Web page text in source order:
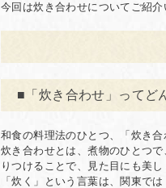
今回は炊き合わせについてご紹介
■「炊き合わせ」ってど
和食の料理法のひとつ、「炊き
炊き合わせとは、煮物のひとつ
りつけることで、見た目にも美し
「炊く」という言葉は、関東で